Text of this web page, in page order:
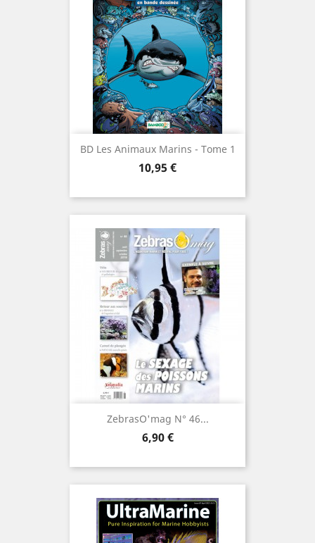
BD Les Animaux Marins - Tome 1
Prix
10,95 €
ZebrasO'mag N° 46...
Prix
6,90 €